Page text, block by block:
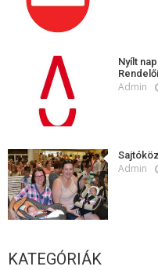
Nyílt
Admin
Admin
KATEGÓRIÁK